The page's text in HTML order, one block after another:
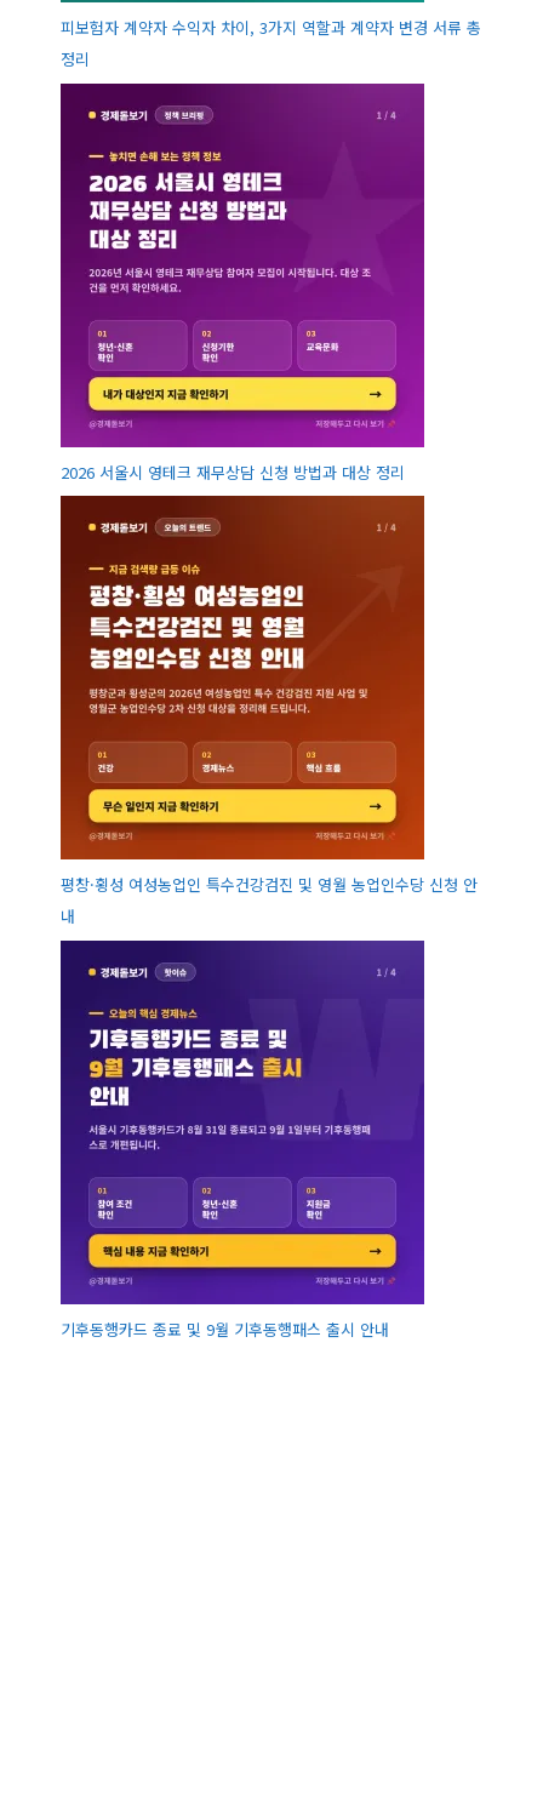
피보험자 계약자 수익자 차이, 3가지 역할과 계약자 변경 서류 총
정리
2026 서울시 영테크 재무상담 신청 방법과 대상 정리
평창·횡성 여성농업인 특수건강검진 및 영월 농업인수당 신청 안
내
기후동행카드 종료 및 9월 기후동행패스 출시 안내